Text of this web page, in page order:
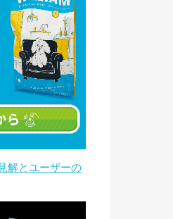
解とユーザーの